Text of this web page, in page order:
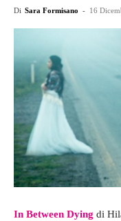
Di Sara Formisano - 16
In Between Dying di